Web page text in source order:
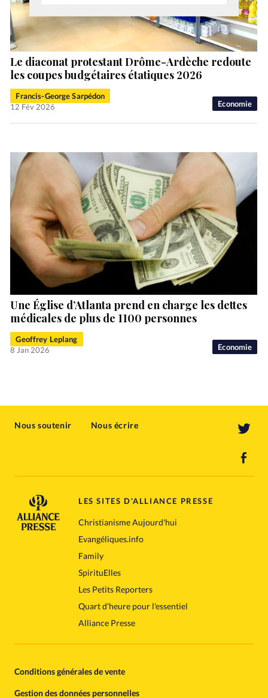
Economie
Le diaconat protestant Drôme-Ardèche redoute
les coupes budgétaires étatiques 2026
Francis-George Sarpédon
12 Fév 2026
Economie
Une Église d’Atlanta prend en charge les dettes
médicales de plus de 1100 personnes
Geoffrey Leplang
8 Jan 2026
Nous soutenir Nous écrire
LES SITES D'ALLIANCE PRESSE
Christianisme Aujourd'hui
Evangéliques.info
Family
SpirituElles
Les Petits Reporters
Quart d'heure pour l'essentiel
Alliance Presse
Conditions générales de vente
Gestion des données personnelles